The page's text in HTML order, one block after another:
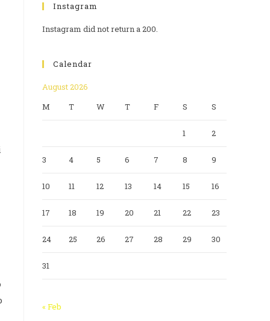
Instagram
Instagram did not return a 200.
Calendar
August 2026
M
T W T F S S
1 2
3 4 5 6 7 8 9
10 11 12 13 14 15 16
17 18 19 20 21 22 23
24 25 26 27 28 29 30
31
« Feb